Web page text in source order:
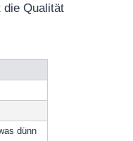
die Qualität
dünn